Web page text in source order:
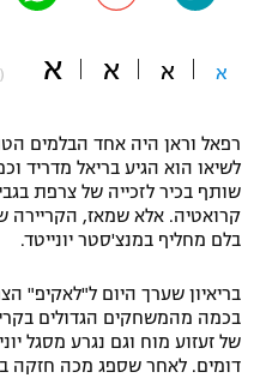
תקנון משתתפים וזוכים
תקנון עבור פעילות אלקטרה
תקנון עבור פעילות ספורט 1 – "מרלן"
טניס
תנאי שימוש
כדורמים
פוטבול אמריקאי NFL
ספורט אתגרי ואקסטרים
א א א א
רפאל וראן היה אחד הבלמים
שותף בכיר לזכייה של צרפת
קרואטיה. אלא שמאז, הקריירה
בלם מחליף במנצ'סטר יונייטד.
בריאיון שערך היום ל"לאקיפ"
בכמה מהמשחקים הגדולים
של זעזוע מוח וגם נגרע מסגל
דומים. לאחר שספג מכה חזקה